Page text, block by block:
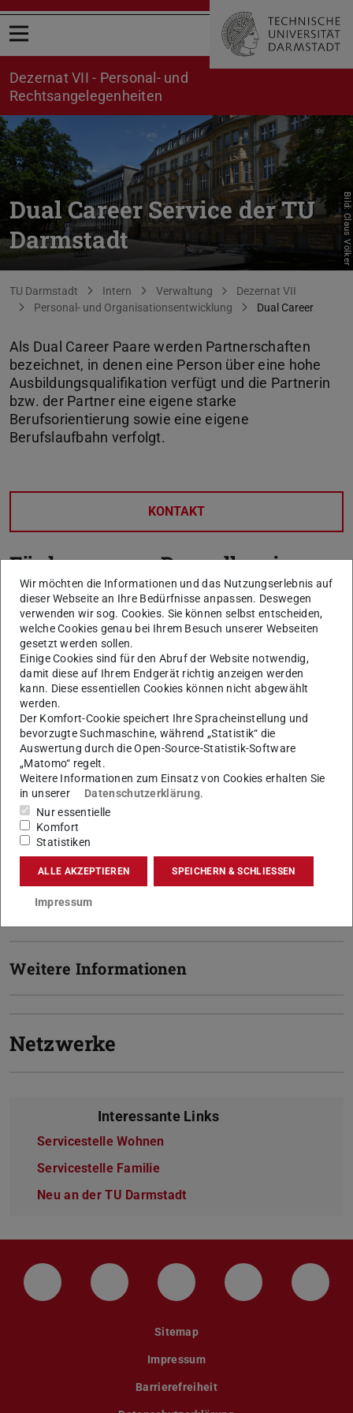
Menü öffnen
Dezernat VII - Personal- und
Rechtsangelegenheiten
Dual Career Service der TU
Darmstadt
Bild: Claus Völker
Sie befinden sich hier:
TU Darmstadt Intern Verwaltung
Dezernat VII
Personal- und Organisationsentwicklung
Dual Career
Als Dual Career Paare werden Partnerschaften
bezeichnet, in denen eine Person über eine hohe
Ausbildungsqualifikation verfügt und die Partnerin
bzw. der Partner eine eigene starke
Berufsorientierung sowie eine eigene
Berufslaufbahn verfolgt.
KONTAKT
Förderung von Doppelkarrieren
Ein neuer Job bedeutet oft auch einen Umzug an den
neuen Arbeitsort. In vielen Fällen ziehen Partner_innen
oder Familienmitglieder mit, diese kennen sich meist vor
Ort noch nicht aus und verfügen über kein lokales
Netzwerk. An diesem Punkt setzt der Dual Career Service
an.Der Dual Career Service der TU Darmstadt ist
Beratungsstelle und Ansprechpartner für Partner_innen
neuberufener Professor_innen, die bei einem
Jobwechsel ebenfalls an den neuen Wohnort mitziehen.
Der Service bietet Unterstützung rund um die Jobsuche
und begleitet den Wiedereinstieg.
Service
Vorteile
Weitere Informationen
Netzwerke
Interessante Links
Servicestelle Wohnen
Servicestelle Familie
Neu an der TU Darmstadt
LinkedIn-Seite der TU Darmstadt
Instagram-Kanal der TU
Bluesky-Kanal der TU
Facebook-
Sitemap
Impressum
Barrierefreiheit
Wir möchten die Informationen und das Nutzungserlebnis auf
dieser Webseite an Ihre Bedürfnisse anpassen. Deswegen
verwenden wir sog. Cookies. Sie können selbst entscheiden,
welche Cookies genau bei Ihrem Besuch unserer Webseiten
gesetzt werden sollen.
Einige Cookies sind für den Abruf der Website notwendig,
damit diese auf Ihrem Endgerät richtig anzeigen werden
kann. Diese essentiellen Cookies können nicht abgewählt
werden.
Der Komfort-Cookie speichert Ihre Spracheinstellung und
bevorzugte Suchmaschine, während „Statistik“ die
Auswertung durch die Open-Source-Statistik-Software
„Matomo“ regelt.
Weitere Informationen zum Einsatz von Cookies erhalten Sie
in unserer
Datenschutzerklärung.
Nur essentielle
Komfort
Statistiken
ALLE AKZEPTIEREN SPEICHERN & SCHLIESSEN
Impressum